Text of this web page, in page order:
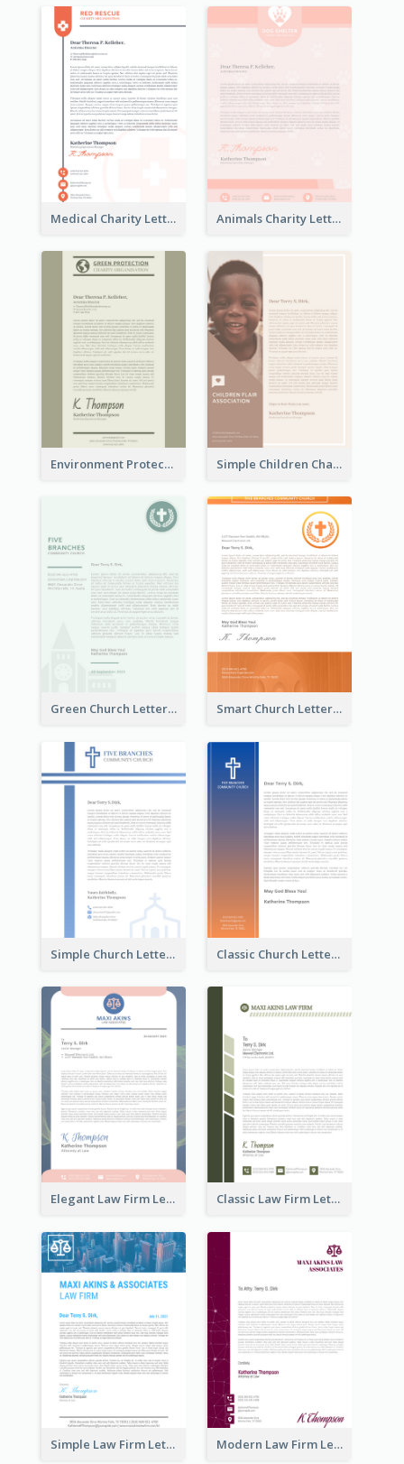
Medical Charity Letterhead Animals Charity Letterhead
Environment Protection Charity Letterhead Simple Children Charity Letterhead
Green Church Letterhead Smart Church Letterhead
Simple Church Letterhead Classic Church Letterhead
Elegant Law Firm Letterhead Classic Law Firm Letterhead
Simple Law Firm Letterhead Modern Law Firm Letterhead